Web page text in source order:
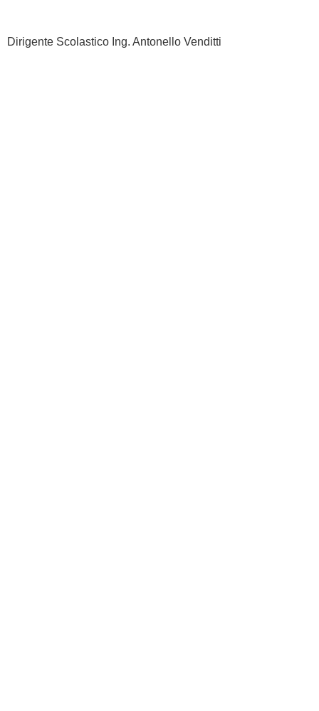
Dirigente Scolastico Ing. Antonello Venditti